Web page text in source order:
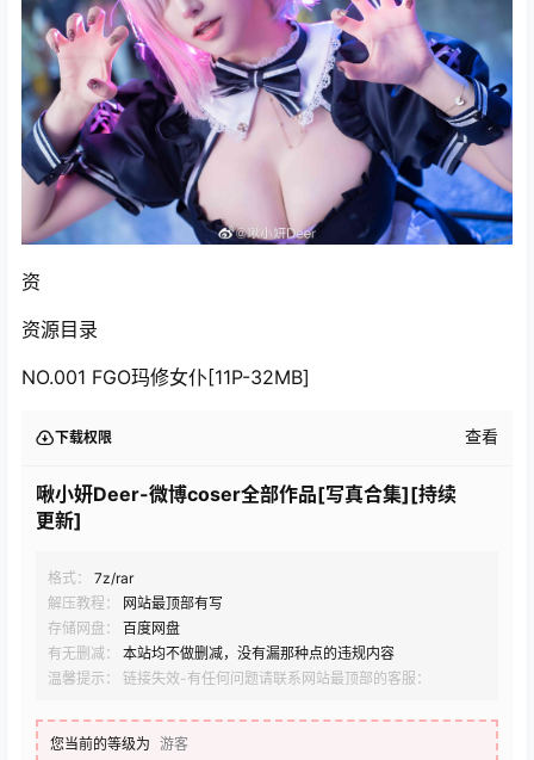
资
资源目录
NO.001 FGO玛修女仆[11P-32MB]
下载权限 查看
啾小妍Deer-微博coser全部作品[写真合集][持续
更新]
格式：
7z/rar
解压教程：
网站最顶部有写
存储网盘：
百度网盘
有无删减：
本站均不做删减，没有漏那种点的违规内容
温馨提示： 链接失效-有任何问题请联系网站最顶部的客服：
您当前的等级为 游客